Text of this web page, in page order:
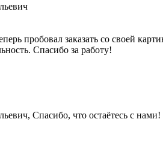
пробовал заказать со своей
Спасибо за работу!
Спасибо, что остаётесь с